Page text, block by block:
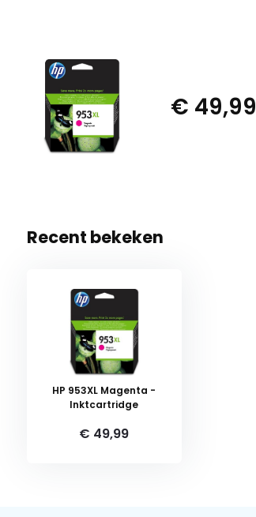
€ 49,99
Recent bekeken
HP 953XL Magenta -
Inktcartridge
€ 49,99